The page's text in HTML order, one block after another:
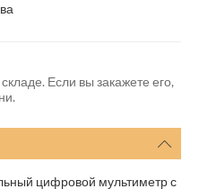
Если вы закажете его,
цифровой мультиметр с